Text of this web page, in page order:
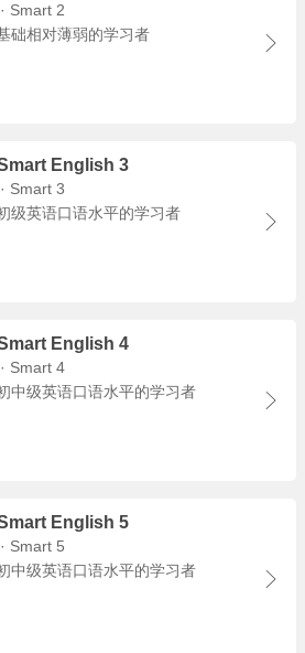
Smart 2
础相对薄弱的学习者
English 3
Smart 3
级英语口语水平的学习者
English 4
Smart 4
中级英语口语水平的学习者
English 5
Smart 5
中级英语口语水平的学习者